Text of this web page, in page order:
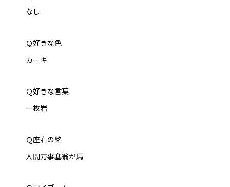
なし
Ｑ好きな色
カーキ
Ｑ好きな言葉
一枚岩
Ｑ座右の銘
人間万事塞翁が馬